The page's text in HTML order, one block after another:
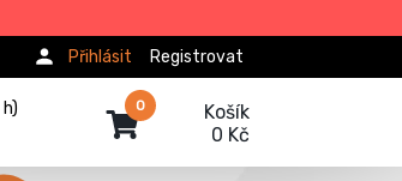
Registrovat
Přihlásit
Košík
0 Kč
0